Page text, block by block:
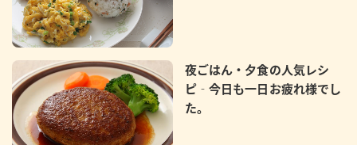
夜ごはん・夕食の人気レシ
ピ‐今日も一日お疲れ様でし
た。